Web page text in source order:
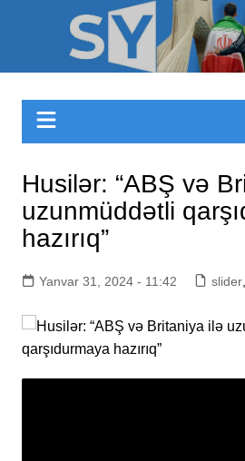
Husilər: “ABŞ və
uzunmüddətli
hazırıq”
Yanvar 31, 2024 - 11:42 slider,